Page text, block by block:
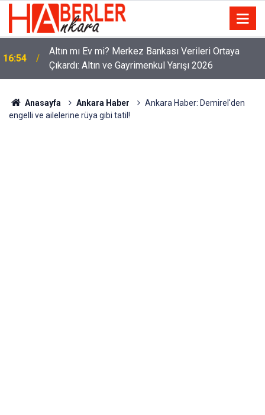
16:54
Altın mı Ev mi? Merkez Bankası Verileri Ortaya
Çıkardı: Altın ve Gayrimenkul Yarışı 2026
Anasayfa Ankara Haber
Ankara Haber: Demirel'den
engelli ve ailelerine rüya gibi tatil!